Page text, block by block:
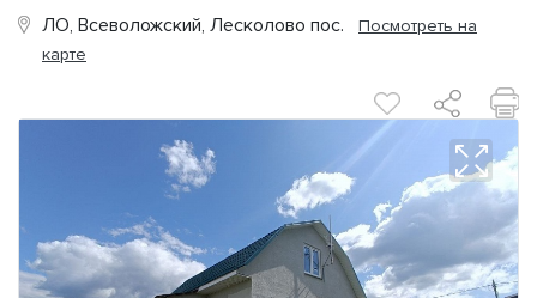
ЛО, Всеволожский, Лесколово пос. Посмотреть на
карте